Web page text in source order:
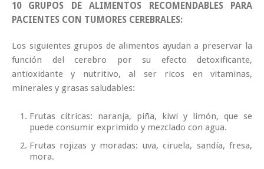
10 GRUPOS DE ALIMENTOS RECOMENDABLES PARA
PACIENTES CON TUMORES CEREBRALES:
Los siguientes grupos de alimentos ayudan a preservar la
función del cerebro por su efecto detoxificante,
antioxidante y nutritivo, al ser ricos en vitaminas,
minerales y grasas saludables:
Frutas cítricas: naranja, piña, kiwi y limón, que se
puede consumir exprimido y mezclado con agua.
Frutas rojizas y moradas: uva, ciruela, sandía, fresa,
mora.